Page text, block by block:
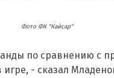
Фото ФК "Кайсар"
по сравнению с
- сказал